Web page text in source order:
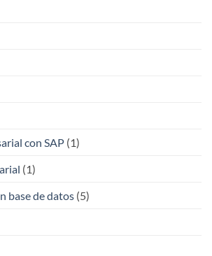
con SAP (1)
(1)
base de datos (5)